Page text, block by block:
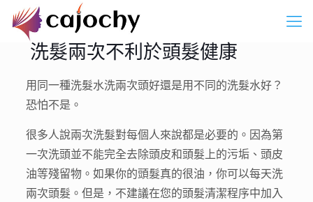
洗髮兩次不利於頭髮健康
用同一種洗髮水洗兩次頭好還是用不同的洗髮水好？
恐怕不是。
很多人說兩次洗髮對每個人來說都是必要的。因為第
一次洗頭並不能完全去除頭皮和頭髮上的污垢、頭皮
油等殘留物。如果你的頭髮真的很油，你可以每天洗
兩次頭髮。但是，不建議在您的頭髮清潔程序中加入